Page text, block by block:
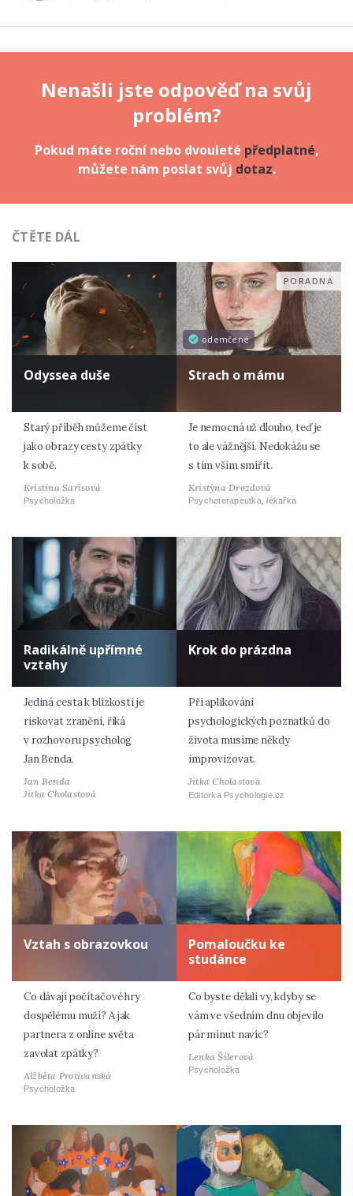
Nenašli jste odpověď na svůj
problém?
Pokud máte roční nebo dvouleté předplatné,
můžete nám poslat svůj dotaz.
ČTĚTE DÁL
Odyssea duše
Starý příběh můžeme číst
jako obrazy cesty zpátky
k sobě.
Kristina Sarisová
Psycholožka
odemčené
PORADNA
Strach o mámu
Je nemocná už dlouho, teď je
to ale vážnější. Nedokážu se
s tím vším smířit.
Kristýna Drozdová
Psychoterapeutka, lékařka
Radikálně upřímné
vztahy
Jediná cesta k blízkosti je
riskovat zranění, říká
v rozhovoru psycholog
Jan Benda.
Jan Benda
Jitka Cholastová
Krok do prázdna
Při aplikování
psychologických poznatků do
života musíme někdy
improvizovat.
Jitka Cholastová
Editorka Psychologie.cz
Vztah s obrazovkou
Co dávají počítačové hry
dospělému muži? A jak
partnera z online světa
zavolat zpátky?
Alžběta Protivanská
Psycholožka
Pomaloučku ke
studánce
Co byste dělali vy, kdyby se
vám ve všedním dnu objevilo
pár minut navíc?
Lenka Šilerová
Psycholožka